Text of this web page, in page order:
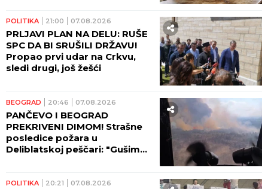
POLITIKA 21:00 07.08.2026
PRLJAVI PLAN NA DELU: RUŠE
SPC DA BI SRUŠILI DRŽAVU!
Propao prvi udar na Crkvu,
sledi drugi, još žešći
BEOGRAD 20:46 07.08.2026
PANČEVO I BEOGRAD
PREKRIVENI DIMOM! Strašne
posledice požara u
Deliblatskoj peščari: "Gušimo
POLITIKA 20:21 07.08.2026